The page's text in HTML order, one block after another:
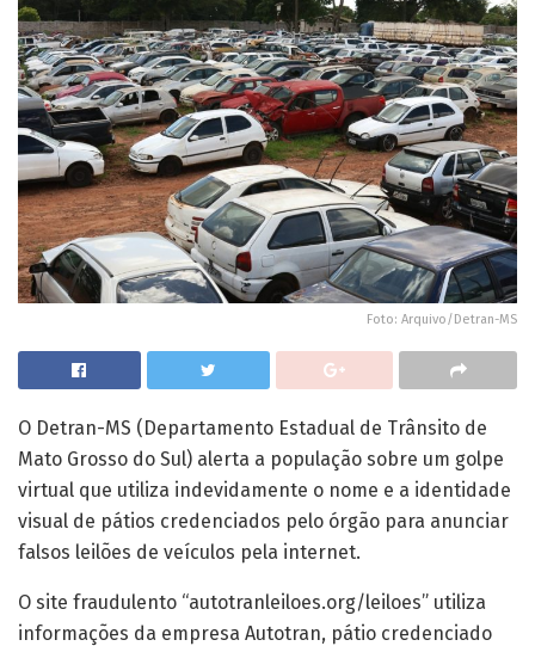
Foto: Arquivo/Detran-MS
O Detran-MS (Departamento Estadual de Trânsito de
Mato Grosso do Sul) alerta a população sobre um golpe
virtual que utiliza indevidamente o nome e a identidade
visual de pátios credenciados pelo órgão para anunciar
falsos leilões de veículos pela internet.
O site fraudulento “autotranleiloes.org/leiloes” utiliza
informações da empresa Autotran, pátio credenciado